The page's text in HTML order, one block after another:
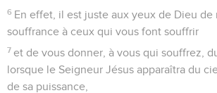
6 En effet, il est juste aux yeux de Dieu de
souffrance à ceux qui vous font souffrir
7 et de vous donner, à vous qui souffrez,
lorsque le Seigneur Jésus apparaîtra du
de sa puissance,